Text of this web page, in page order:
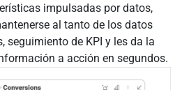
impulsadas por datos,
al tanto de los datos
seguimiento de KPI y les da la
a acción en segundos.